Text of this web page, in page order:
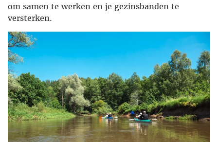
om samen te werken en je gezinsbanden te
versterken.